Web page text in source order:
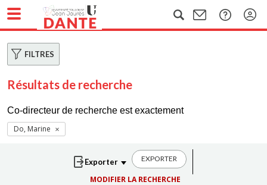
FILTRES
Résultats de recherche
Co-directeur de recherche est exactement
Do, Marine
EXPORTER
MODIFIER LA RECHERCHE